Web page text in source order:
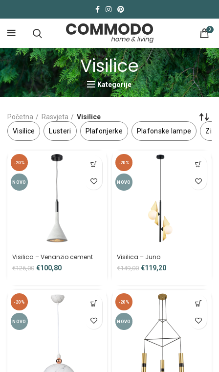
0
Visilice
Kategorije
Početna Rasvjeta
Visilice
Visilice
Lusteri Plafonjerke Plafonske lampe
-20%
NOVO
Visilica – Venanzio cement
€126,00 €100,80
-20%
NOVO
Visilica – Juno
€149,00 €119,20
-20%
NOVO
-20%
NOVO